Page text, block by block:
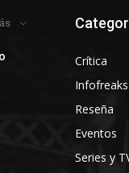
Crítica
Infofreaks
Reseña
Eventos
Series y